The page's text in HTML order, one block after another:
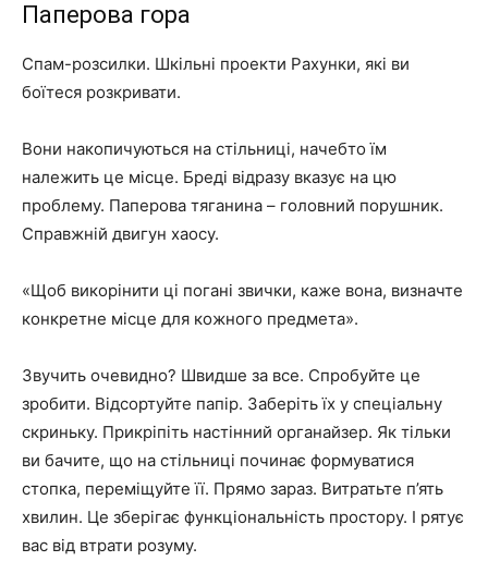
Паперова гора
Спам-розсилки. Шкільні проекти Рахунки, які ви
боїтеся розкривати.
Вони накопичуються на стільниці, начебто їм
належить це місце. Бреді відразу вказує на цю
проблему. Паперова тяганина – головний порушник.
Справжній двигун хаосу.
«Щоб викорінити ці погані звички, каже вона, визначте
конкретне місце для кожного предмета».
Звучить очевидно? Швидше за все. Спробуйте це
зробити. Відсортуйте папір. Заберіть їх у спеціальну
скриньку. Прикріпіть настінний органайзер. Як тільки
ви бачите, що на стільниці починає формуватися
стопка, переміщуйте її. Прямо зараз. Витратьте п’ять
хвилин. Це зберігає функціональність простору. І рятує
вас від втрати розуму.